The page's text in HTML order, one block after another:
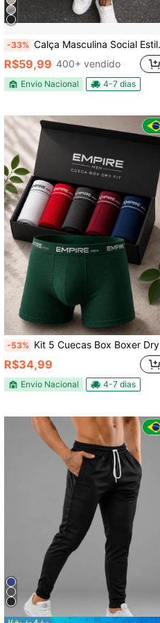
-33% Calça Masculina Social Estilo Casual moderna- Alfaiataria Chic- ABA
R$59,99 400+ vendido
Envio Nacional 4-7 dias
-53% Kit 5 Cuecas Box Boxer Dry Fit
R$34,99
Envio Nacional 4-7 dias